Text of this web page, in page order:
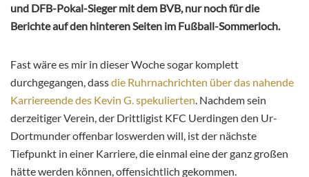
und DFB-Pokal-Sieger mit dem BVB, nur noch für die
Berichte auf den hinteren Seiten im Fußball-Sommerloch.
Fast wäre es mir in dieser Woche sogar komplett
durchgegangen, dassdie Ruhrnachrichten über das nahende
Karriereende des Kevin G. spekulierten . Nachdem sein
derzeitiger Verein, der Drittligist KFC Uerdingen den Ur-
Dortmunder offenbar loswerden will, ist der nächste
Tiefpunkt in einer Karriere, die einmal eine der ganz großen
hätte werden können, offensichtlich gekommen.